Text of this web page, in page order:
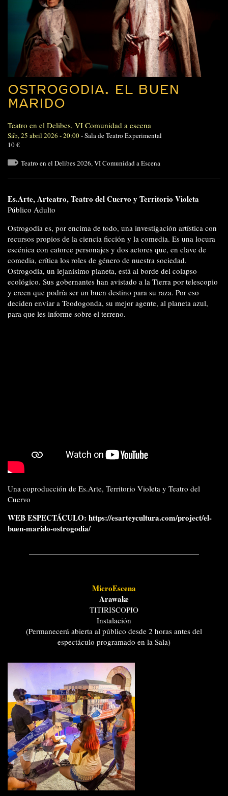
OSTROGODIA. EL BUEN
MARIDO
Teatro en el Delibes, VI Comunidad a escena
Sáb, 25 abril 2026 - 20:00-Sala de Teatro Experimental
10 €
Teatro en el Delibes 2026,VI Comunidad a Escena
Es.Arte, Arteatro, Teatro del Cuervo y Territorio Violeta
Público Adulto
Ostrogodia es, por encima de todo, una investigación artística con
recursos propios de la ciencia ficción y la comedia. Es una locura
escénica con catorce personajes y dos actores que, en clave de
comedia, crítica los roles de género de nuestra sociedad.
Ostrogodia, un lejanísimo planeta, está al borde del colapso
ecológico. Sus gobernantes han avistado a la Tierra por telescopio
y creen que podría ser un buen destino para su raza. Por eso
deciden enviar a Teodogonda, su mejor agente, al planeta azul,
para que les informe sobre el terreno.
Una coproducción de Es.Arte, Territorio Violeta y Teatro del
Cuervo
WEB ESPECTÁCULO: https://esarteycultura.com/project/el-
buen-marido-ostrogodia/
MicroEscena
Arawake
TITIRISCOPIO
Instalación
(Permanecerá abierta al público desde 2 horas antes del
espectáculo programado en la Sala)